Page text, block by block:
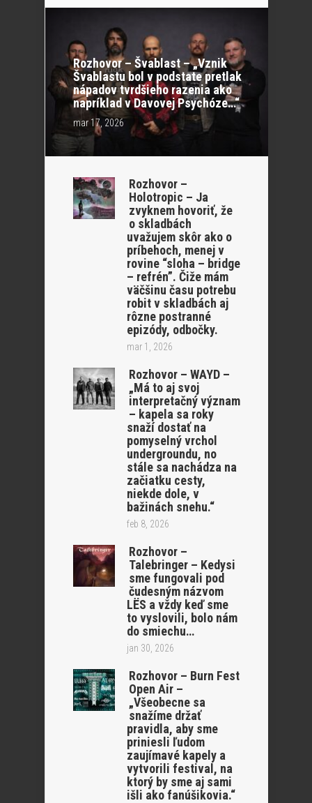
Rozhovor – Švablast – „Vznik
Švablastu bol v podstate pretlak
nápadov tvrdšieho razenia ako
napríklad v Davovej Psychóze…“
mar 17, 2026
Rozhovor –
Holotropic – Ja
zvyknem hovoriť, že
o skladbách
uvažujem skôr ako o
príbehoch, menej v
rovine “sloha – bridge
– refrén”. Čiže mám
väčšinu času potrebu
robit v skladbách aj
rôzne postranné
epizódy, odbočky.
mar 1, 2026
Rozhovor – WAYD –
„Má to aj svoj
interpretačný význam
– kapela sa roky
snaží dostať na
pomyselný vrchol
undergroundu, no
stále sa nachádza na
začiatku cesty,
niekde dole, v
bažinách snehu.“
feb 8, 2026
Rozhovor –
Talebringer – Kedysi
sme fungovali pod
čudesným názvom
LËS a vždy keď sme
to vyslovili, bolo nám
do smiechu…
jan 30, 2026
Rozhovor – Burn Fest
Open Air –
„Všeobecne sa
snažíme držať
pravidla, aby sme
priniesli ľudom
zaujímavé kapely a
vytvorili festival, na
ktorý by sme aj sami
išli ako fanúšikovia.“